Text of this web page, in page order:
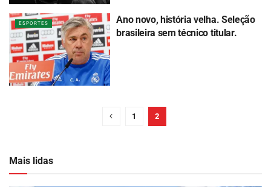
ESPORTES
Ano novo, história velha. Seleção
brasileira sem técnico titular.
1 2
Mais lidas